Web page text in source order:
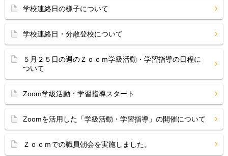
学校連絡日の様子について
学校連絡日・分散登校について
５月２５日の週のＺｏｏｍ学級活動・学習指導の日程に
ついて
Zoom学級活動・学習指導スタート
Zoomを活用した「学級活動・学習指導」の開催について
Ｚｏｏｍでの職員朝会を実施しました。